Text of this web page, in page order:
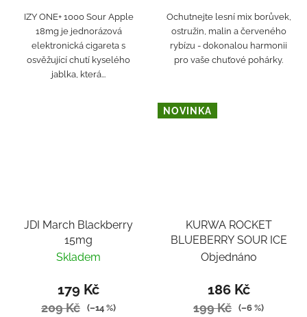
IZY ONE+ 1000 Sour Apple
18mg je jednorázová
elektronická cigareta s
osvěžující chutí kyselého
jablka, která...
Ochutnejte lesní mix borůvek,
ostružin, malin a červeného
rybízu - dokonalou harmonii
pro vaše chuťové pohárky.
JDI March Blackberry
15mg
Skladem
179 Kč
209 Kč (–14 %)
NOVINKA
KURWA ROCKET
BLUEBERRY SOUR ICE
Objednáno
186 Kč
199 Kč (–6 %)